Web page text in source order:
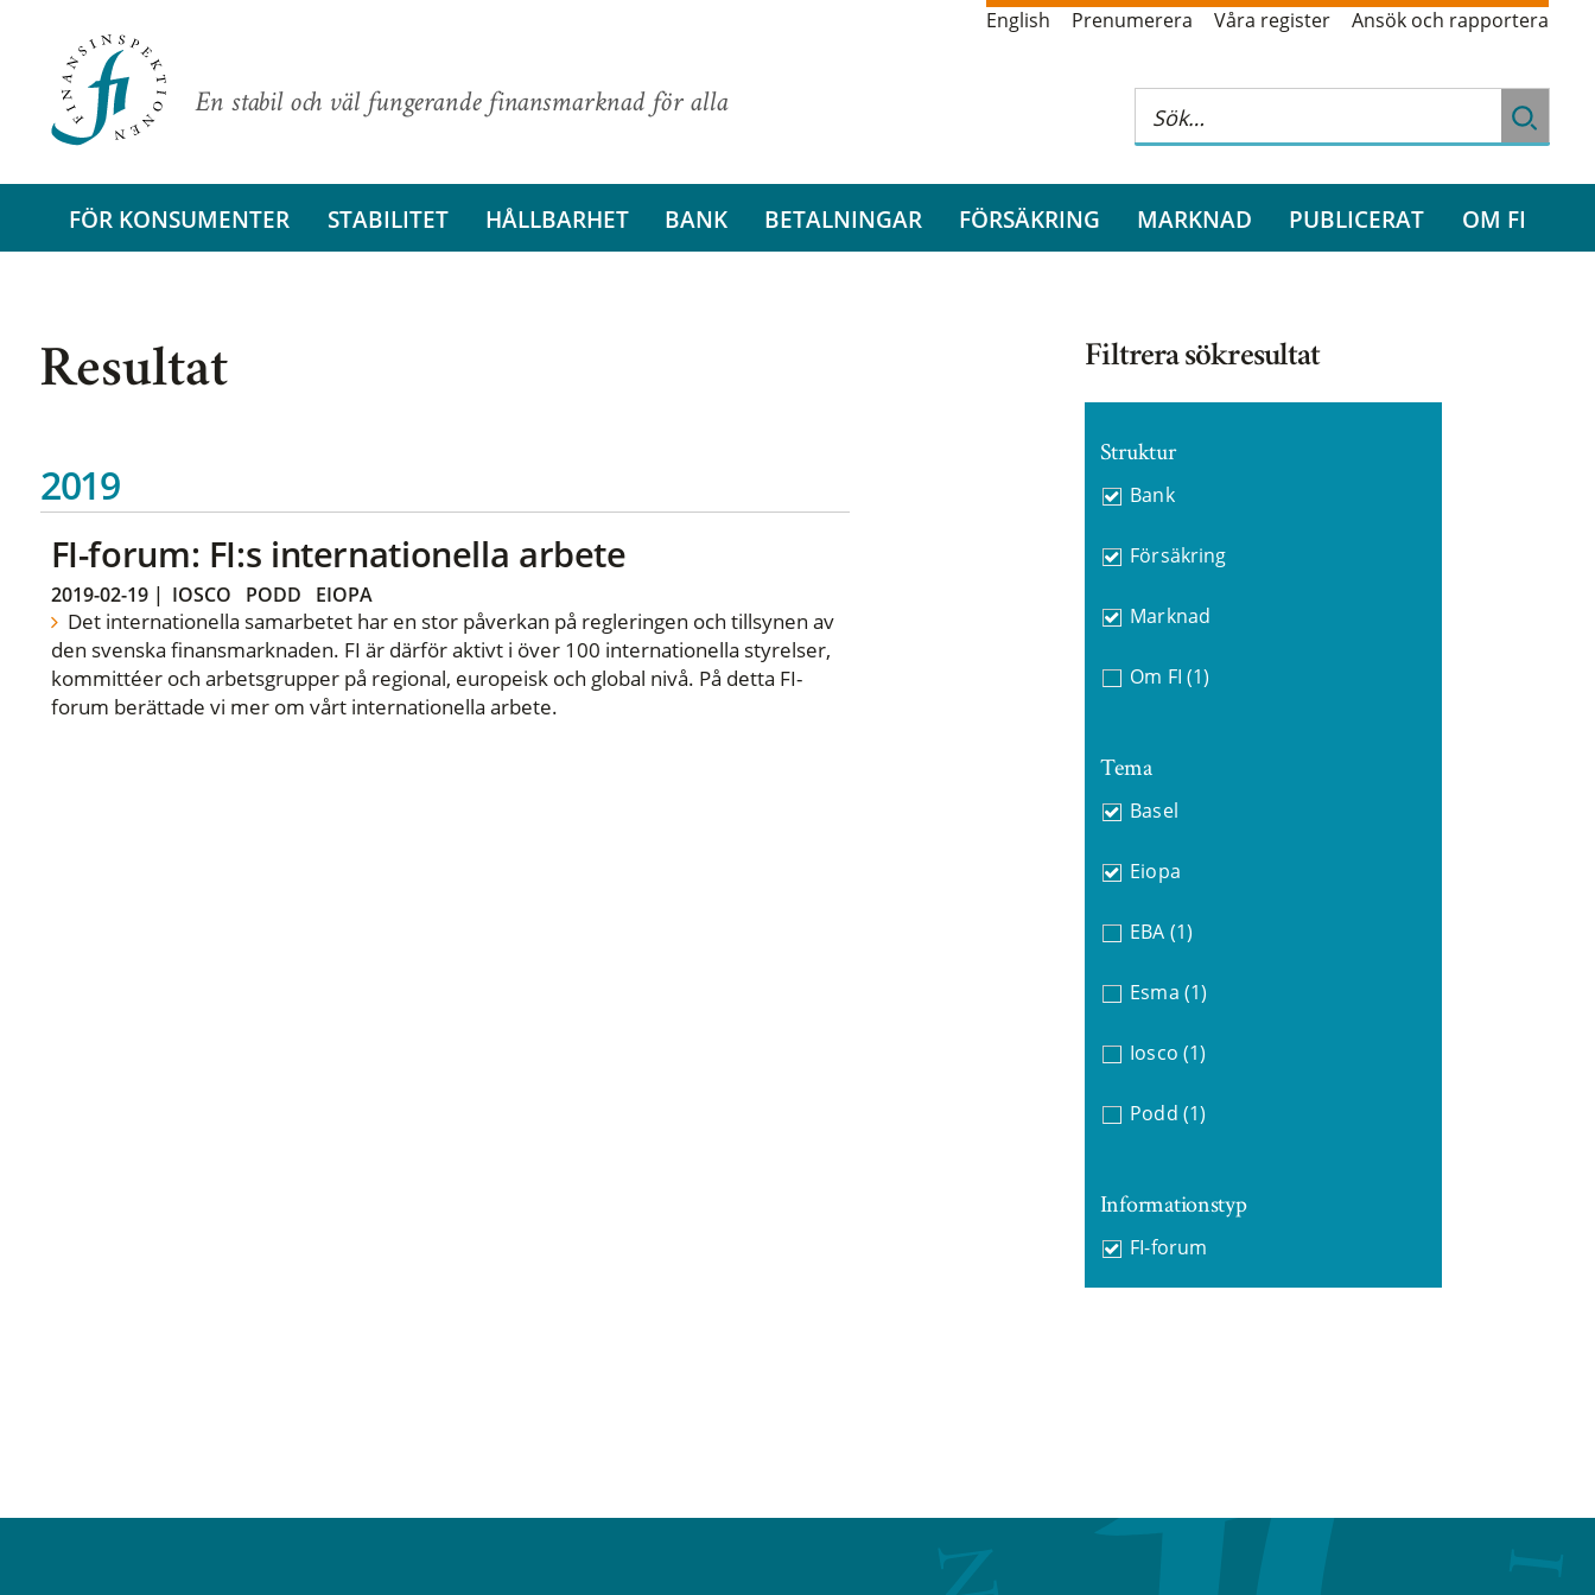
En stabil och väl fungerande finansmarknad för alla
English Prenumerera Våra register Ansök och rapportera
FÖR KONSUMENTER STABILITET HÅLLBARHET BANK BETALNINGAR FÖRSÄKRING MARKNAD PUBLICERAT OM FI
Resultat
2019
FI-forum: FI:s internationella arbete
2019-02-19| IOSCO PODD EIOPA
Det internationella samarbetet har en stor påverkan på regleringen och tillsynen av
den svenska finansmarknaden. FI är därför aktivt i över 100 internationella styrelser,
kommittéer och arbetsgrupper på regional, europeisk och global nivå. På detta FI-
forum berättade vi mer om vårt internationella arbete.
Filtrera sökresultat
Struktur
Bank
Försäkring
Marknad
Om FI (1)
Tema
Basel
Eiopa
EBA (1)
Esma (1)
Iosco (1)
Podd (1)
Informationstyp
FI-forum